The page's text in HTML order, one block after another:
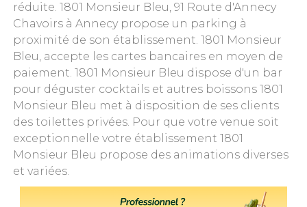
réduite. 1801 Monsieur Bleu, 91 Route d'Annecy
Chavoirs à Annecy propose un parking à
proximité de son établissement. 1801 Monsieur
Bleu, accepte les cartes bancaires en moyen de
paiement. 1801 Monsieur Bleu dispose d'un bar
pour déguster cocktails et autres boissons 1801
Monsieur Bleu met à disposition de ses clients
des toilettes privées. Pour que votre venue soit
exceptionnelle votre établissement 1801
Monsieur Bleu propose des animations diverses
et variées.